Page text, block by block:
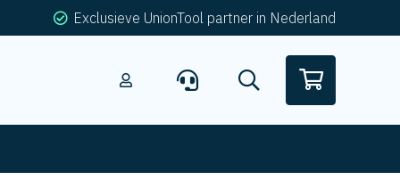
Exclusieve UnionTool partner in Nederland